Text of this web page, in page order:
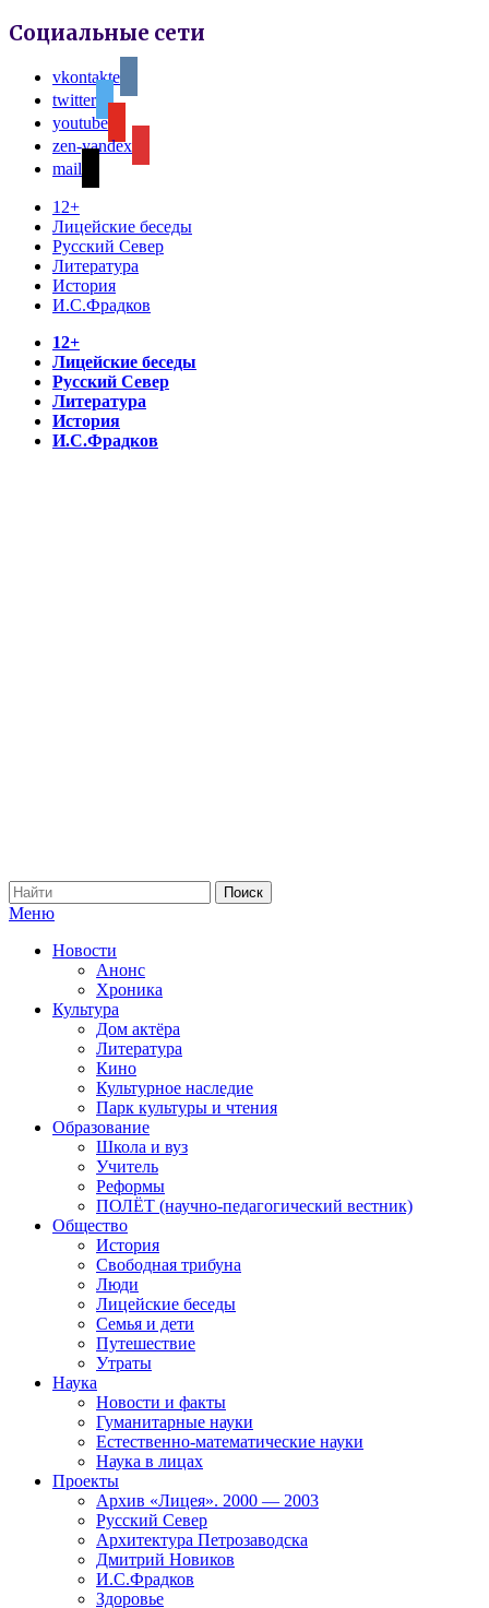
Социальные сети
vkontakte
twitter
youtube
zen-yandex
mail
12+
Лицейские беседы
Русский Север
Литература
История
И.С.Фрадков
12+
Лицейские беседы
Русский Север
Литература
История
И.С.Фрадков
Меню
Новости
Анонс
Хроника
Культура
Дом актёра
Литература
Кино
Культурное наследие
Парк культуры и чтения
Образование
Школа и вуз
Учитель
Реформы
ПОЛЁТ (научно-педагогический вестник)
Общество
История
Свободная трибуна
Люди
Лицейские беседы
Семья и дети
Путешествие
Утраты
Наука
Новости и факты
Гуманитарные науки
Естественно-математические науки
Наука в лицах
Проекты
Архив «Лицея». 2000 — 2003
Русский Север
Архитектура Петрозаводска
Дмитрий Новиков
И.С.Фрадков
Здоровье